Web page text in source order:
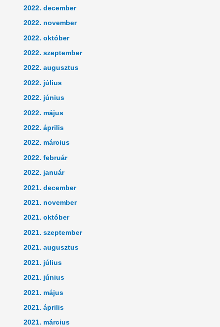
2022. december
2022. november
2022. október
2022. szeptember
2022. augusztus
2022. július
2022. június
2022. május
2022. április
2022. március
2022. február
2022. január
2021. december
2021. november
2021. október
2021. szeptember
2021. augusztus
2021. július
2021. június
2021. május
2021. április
2021. március